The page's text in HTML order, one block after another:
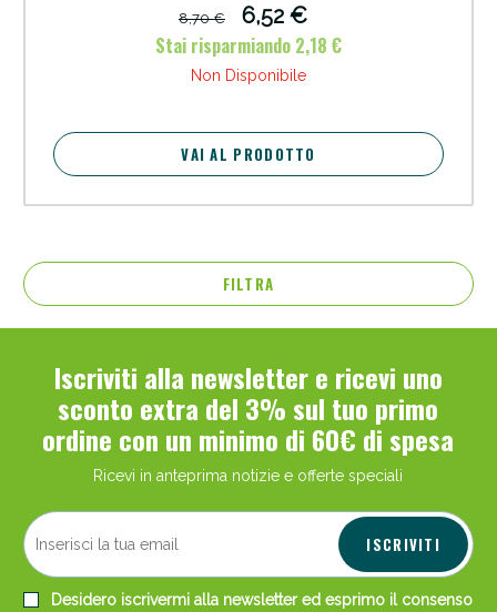
8,70 €
6,52 €
Stai risparmiando 2,18 €
Non Disponibile
VAI AL PRODOTTO
FILTRA
Iscriviti alla newsletter e ricevi uno
sconto extra del 3% sul tuo primo
ordine con un minimo di 60€ di spesa
Ricevi in anteprima notizie e offerte speciali
ISCRIVITI
Desidero iscrivermi alla newsletter ed esprimo il consenso